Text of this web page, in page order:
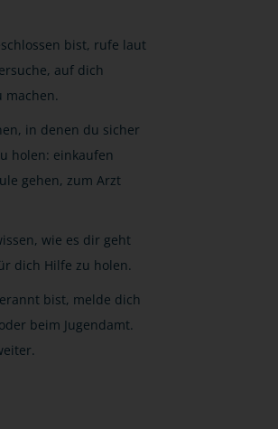
bist, rufe laut
auf dich
machen.
in denen du sicher
holen: einkaufen
gehen, zum Arzt
wie es dir geht
dich Hilfe zu holen.
bist, melde dich
beim Jugendamt.